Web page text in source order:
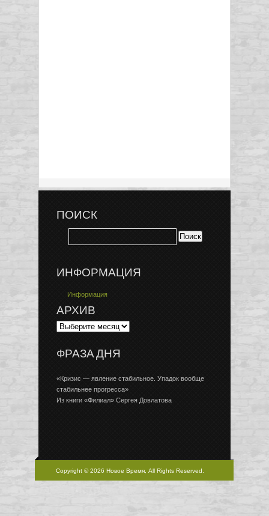
ПОИСК
ИНФОРМАЦИЯ
Информация
АРХИВ
ФРАЗА ДНЯ
«Кризис — явление стабильное. Упадок вообще
стабильнее прогресса»
Из книги «Филиал» Сергея Довлатова
Copyright © 2026 Новое Время, All Rights Reserved.